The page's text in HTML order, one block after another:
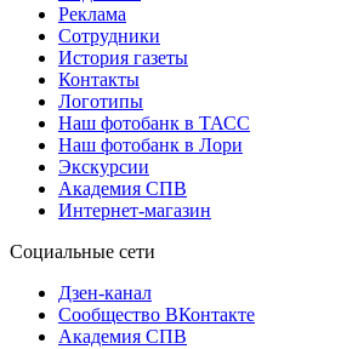
Реклама
Сотрудники
История газеты
Контакты
Логотипы
Наш фотобанк в ТАСС
Наш фотобанк в Лори
Экскурсии
Академия СПВ
Интернет-магазин
Социальные сети
Дзен-канал
Сообщество ВКонтакте
Академия СПВ